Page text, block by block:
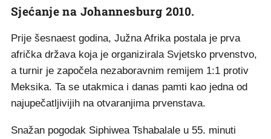
Sjećanje na Johannesburg 2010.
Prije šesnaest godina, Južna Afrika postala je prva
afrička država koja je organizirala Svjetsko prvenstvo,
a turnir je započela nezaboravnim remijem 1:1 protiv
Meksika. Ta se utakmica i danas pamti kao jedna od
najupečatljivijih na otvaranjima prvenstava.
Snažan pogodak Siphiwea Tshabalale u 55. minuti